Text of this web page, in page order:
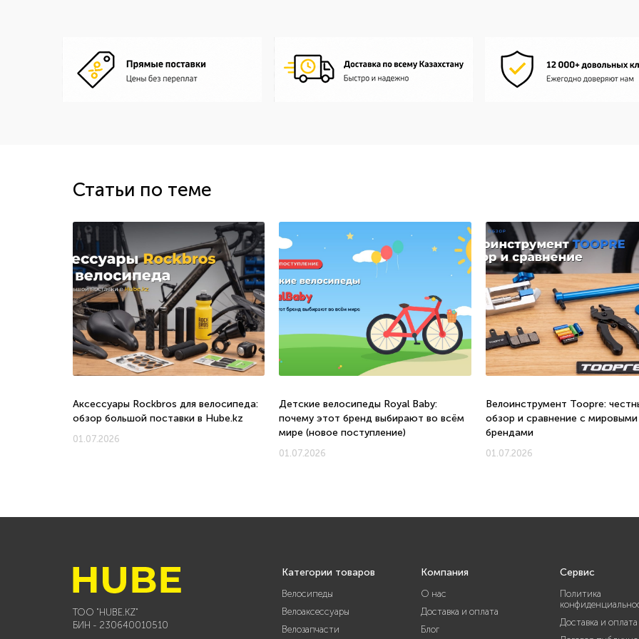
Статьи по теме
Аксессуары Rockbros для велосипеда:
обзор большой поставки в Hube.kz
01.07.2026
Детские велосипеды Royal Baby:
почему этот бренд выбирают во всём
мире (новое поступление)
01.07.2026
Велоинструмент Toopre:
обзор и сравнение с мировыми
брендами
01.07.2026
ТОО "HUBE.KZ"
БИН - 230640010510
Категории товаров
Велосипеды
Велоаксессуары
Велозапчасти
Компания
О нас
Доставка и оплата
Блог
Сервис
Политика
Доставка и оплата